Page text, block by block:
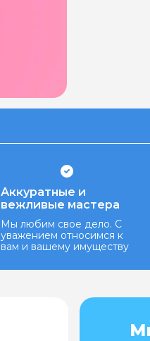
Аккуратные и
вежливые мастера
Мы любим свое дело. С
уважением относимся к
вам и вашему имуществу